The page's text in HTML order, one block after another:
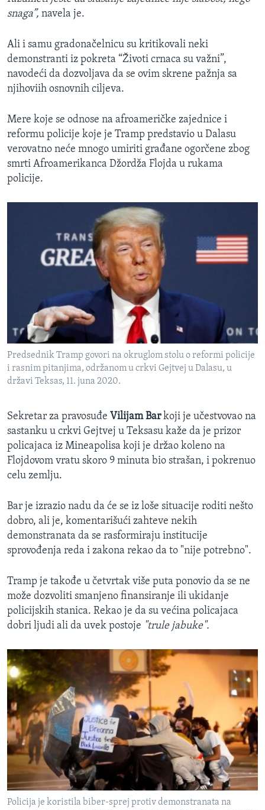
snaga”, navela je.
Ali i samu gradonačelnicu su kritikovali neki
demonstranti iz pokreta “Životi crnaca su važni”,
navodeći da dozvoljava da se ovim skrene pažnja sa
njihoviih osnovnih ciljeva.
Mere koje se odnose na afroameričke zajednice i
reformu policije koje je Tramp predstavio u Dalasu
verovatno neće mnogo umiriti građane ogorčene zbog
smrti Afroamerikanca Džordža Flojda u rukama
policije.
Predsednik Tramp govori na okruglom stolu o reformi policije
i rasnim pitanjima, održanom u crkvi Gejtvej u Dalasu, u
državi Teksas, 11. juna 2020.
Sekretar za pravosuđe Vilijam Barkoji je učestvovao na
sastanku u crkvi Gejtvej u Teksasu kaže da je prizor
policajaca iz Mineapolisa koji je držao koleno na
Flojdovom vratu skoro 9 minuta bio strašan, i pokrenuo
celu zemlju.
Bar je izrazio nadu da će se iz loše situacije roditi nešto
dobro, ali je, komentarišući zahteve nekih
demonstranata da se rasformiraju institucije
sprovođenja reda i zakona rekao da to "nije potrebno".
Tramp je takođe u četvrtak više puta ponovio da se ne
može dozvoliti smanjeno finansiranje ili ukidanje
policijskih stanica. Rekao je da su većina policajaca
dobri ljudi ali da uvek postoje "trule jabuke".
Policija je koristila biber-sprej protiv demonstranata na